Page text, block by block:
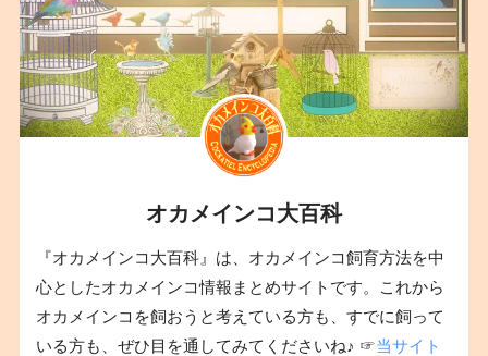
オカメインコ大百科
『オカメインコ大百科』は、オカメインコ飼育方法を中
心としたオカメインコ情報まとめサイトです。これから
オカメインコを飼おうと考えている方も、すでに飼って
いる方も、ぜひ目を通してみてくださいね♪ ☞当サイト